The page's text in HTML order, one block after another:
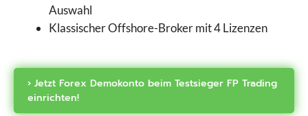
Auswahl
Klassischer Offshore-Broker mit 4 Lizenzen
› Jetzt Forex Demokonto beim Testsieger FP Trading
einrichten!